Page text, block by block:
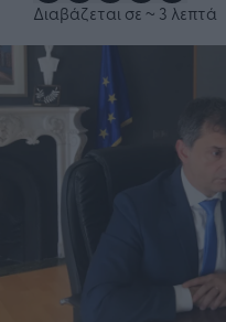
Διαβάζεται σε ~ 3 λεπτά